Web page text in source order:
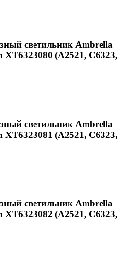
светильник Ambrella
XT6323080 (A2521, C6323,
светильник Ambrella
XT6323081 (A2521, C6323,
светильник Ambrella
XT6323082 (A2521, C6323,